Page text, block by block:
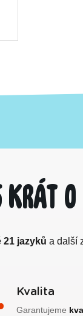
krát o
21 jazyků a další
Kvalita
Garantujeme